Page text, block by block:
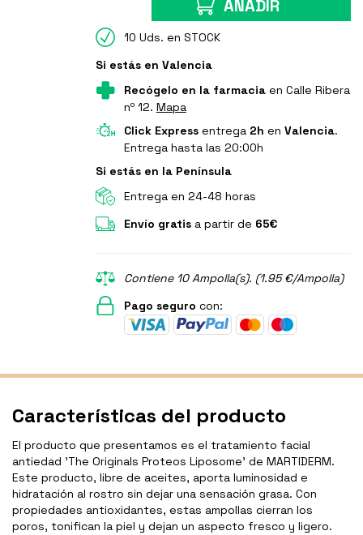
AÑADIR
10 Uds. en STOCK
Si estás en Valencia
Recógelo en la farmaciaen Calle Ribera
nº 12. Mapa
Click Expressentrega 2h en Valencia.
Entrega hasta las 20:00h
Si estás en la Península
Entrega en 24-48 horas
Envío gratisa partir de 65€
Contiene 10 Ampolla(s). (1.95 €/Ampolla)
Pago seguro con:
Características del producto
El producto que presentamos es el tratamiento facial
antiedad 'The Originals Proteos Liposome' de MARTIDERM.
Este producto, libre de aceites, aporta luminosidad e
hidratación al rostro sin dejar una sensación grasa. Con
propiedades antioxidantes, estas ampollas cierran los
poros, tonifican la piel y dejan un aspecto fresco y ligero.